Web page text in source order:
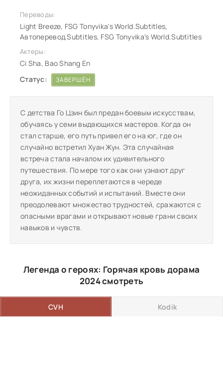
Переводы:
Light Breeze, FSG Tonyvika's World.Subtitles,
Автоперевод.Subtitles, FSG Tonyvika's World.Subtitles
Актеры:
Ci Sha, Bao Shang En
Статус:
ЗАВЕРШЁН
С детства Го Цзин был предан боевым искусствам,
обучаясь у семи выдающихся мастеров. Когда он
стал старше, его путь привел его на юг, где он
случайно встретил Хуан Жун. Эта случайная
встреча стала началом их удивительного
путешествия. По мере того как они узнают друг
друга, их жизни переплетаются в череде
неожиданных событий и испытаний. Вместе они
преодолевают множество трудностей, сражаются с
опасными врагами и открывают новые грани своих
навыков и чувств.
Легенда о героях: Горячая кровь дорама
2024 смотреть
CVH Kodik